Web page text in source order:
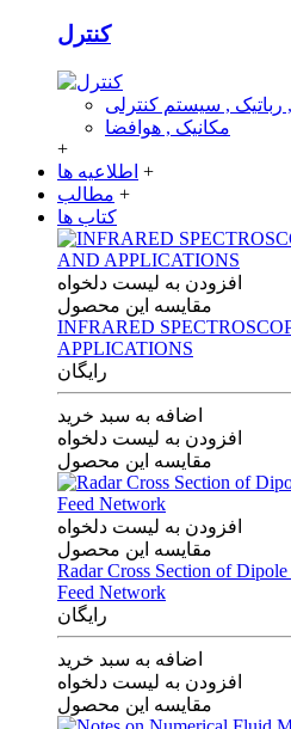
کنترل
, سیستم کنترلی
مکانیک , هوافضا
+
اطلاعیه ها +
مطالب +
کتاب ها
افزودن به لیست دلخواه
مقایسه این محصول
INFRARED
APPLICATIONS
رایگان
اضافه به سبد خرید
افزودن به لیست دلخواه
مقایسه این محصول
افزودن به لیست دلخواه
مقایسه این محصول
Radar Cross Section of
Feed Network
رایگان
اضافه به سبد خرید
افزودن به لیست دلخواه
مقایسه این محصول